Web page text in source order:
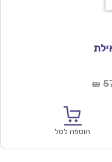
₪
הוספה לסל